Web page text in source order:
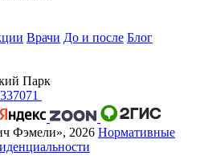
Врачи До и после Блог
Парк
Фэмели», 2026 Нормативные